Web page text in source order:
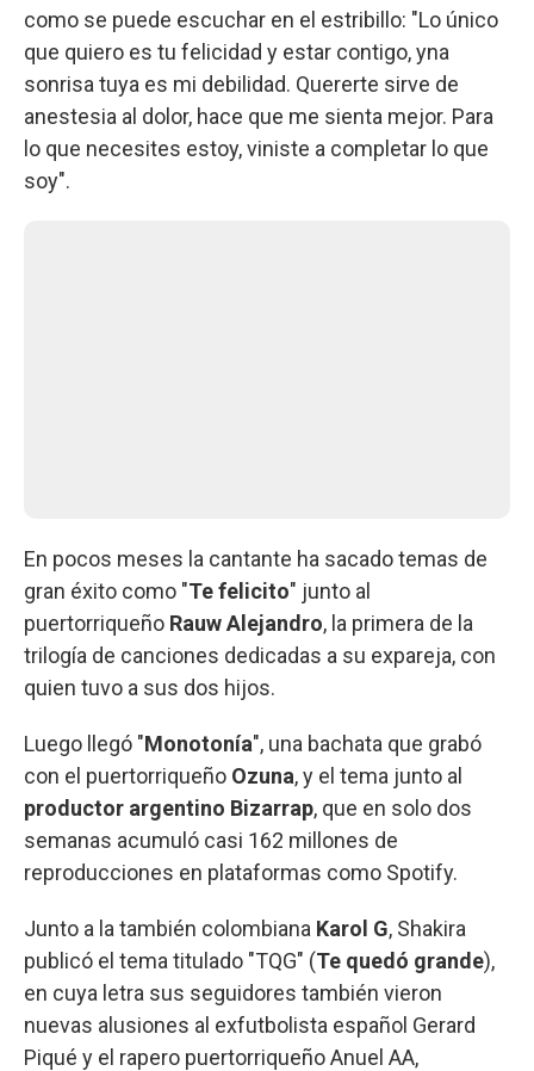
como se puede escuchar en el estribillo: "Lo único
que quiero es tu felicidad y estar contigo, yna
sonrisa tuya es mi debilidad. Quererte sirve de
anestesia al dolor, hace que me sienta mejor. Para
lo que necesites estoy, viniste a completar lo que
soy".
En pocos meses la cantante ha sacado temas de
gran éxito como "Te felicito" junto al
puertorriqueño Rauw Alejandro, la primera de la
trilogía de canciones dedicadas a su expareja, con
quien tuvo a sus dos hijos.
Luego llegó "Monotonía", una bachata que grabó
con el puertorriqueño Ozuna, y el tema junto al
productor argentino Bizarrap, que en solo dos
semanas acumuló casi 162 millones de
reproducciones en plataformas como Spotify.
Junto a la también colombiana Karol G, Shakira
publicó el tema titulado "TQG" (Te quedó grande),
en cuya letra sus seguidores también vieron
nuevas alusiones al exfutbolista español Gerard
Piqué y el rapero puertorriqueño Anuel AA,